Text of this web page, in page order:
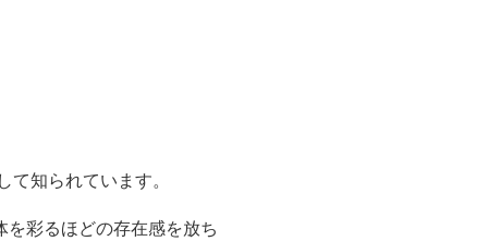
て知られています。
彩るほどの存在感を放ち